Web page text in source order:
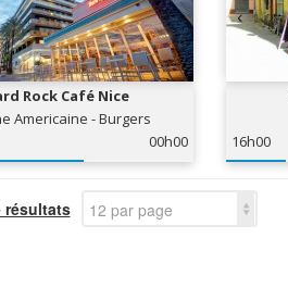
Rock Café Nice
Americaine - Burgers
00h00
16h00
résultats 12 par page